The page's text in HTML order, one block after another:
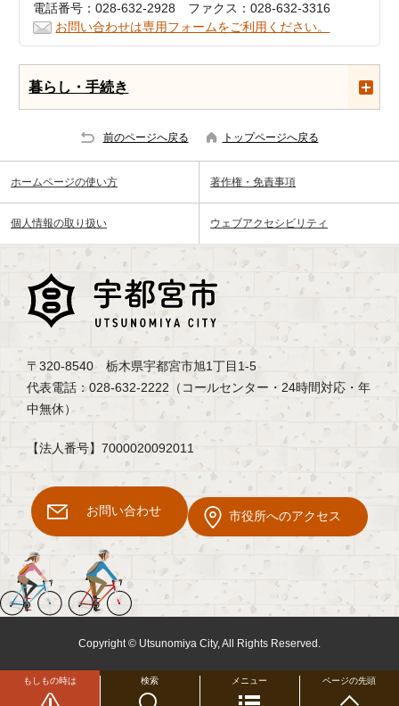
電話番号：028-632-2928 ファクス：028-632-3316
お問い合わせは専用フォームをご利用ください。
暮らし・手続き
前のページへ戻る トップページへ戻る
検索
もしもの時は メニュー ページの先頭
ホームページの使い方 著作権・免責事項
個人情報の取り扱い ウェブアクセシビリティ
〒320-8540 栃木県宇都宮市旭1丁目1-5
代表電話：028-632-2222（コールセンター・24時間対応・年
中無休）
【法人番号】7000020092011
お問い合わせ 市役所へのアクセス
Copyright © Utsunomiya City, All Rights Reserved.